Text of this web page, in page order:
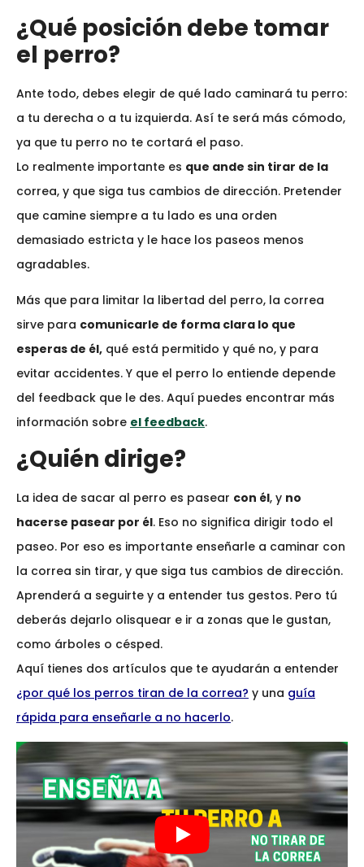
¿Qué posición debe tomar
el perro?
Ante todo, debes elegir de qué lado caminará tu perro:
a tu derecha o a tu izquierda. Así te será más cómodo,
ya que tu perro no te cortará el paso.
Lo realmente importante es que ande sin tirar de la
correa, y que siga tus cambios de dirección. Pretender
que camine siempre a tu lado es una orden
demasiado estricta y le hace los paseos menos
agradables.
Más que para limitar la libertad del perro, la correa
sirve para comunicarle de forma clara lo que
esperas de él, qué está permitido y qué no, y para
evitar accidentes. Y que el perro lo entiende depende
del feedback que le des. Aquí puedes encontrar más
información sobre el feedback.
¿Quién dirige?
La idea de sacar al perro es pasear con él, y no
hacerse pasear por él. Eso no significa dirigir todo el
paseo. Por eso es importante enseñarle a caminar con
la correa sin tirar, y que siga tus cambios de dirección.
Aprenderá a seguirte y a entender tus gestos. Pero tú
deberás dejarlo olisquear e ir a zonas que le gustan,
como árboles o césped.
Aquí tienes dos artículos que te ayudarán a entender
¿por qué los perros tiran de la correa? y una guía
rápida para enseñarle a no hacerlo.